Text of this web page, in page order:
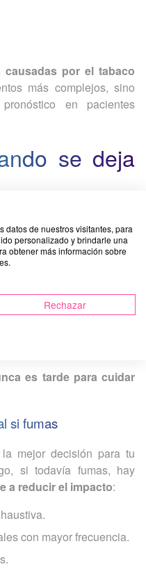
causadas por el tabaco
más complejos, sino
en pacientes
se deja
comienzan a notarse
su riego sanguíneo,
reduce el riesgo de
puede mejorar fácilmente
y la respuesta a los
es tarde para cuidar
si fumas
mejor decisión para tu
si todavía fumas, hay
a reducir el impacto:
con mayor frecuencia.
datos de nuestros visitantes, para
personalizado y brindarle una
obtener más información sobre
Rechazar